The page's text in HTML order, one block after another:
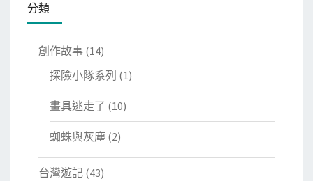
分類
創作故事 (14)
探險小隊系列 (1)
畫具逃走了 (10)
蜘蛛與灰塵 (2)
台灣遊記 (43)